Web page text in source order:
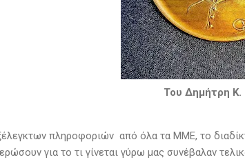
Του Δημήτρη
πληροφοριών από όλα τα ΜΜΕ, το
για το τι γίνεται γύρω μας συνέβαλαν